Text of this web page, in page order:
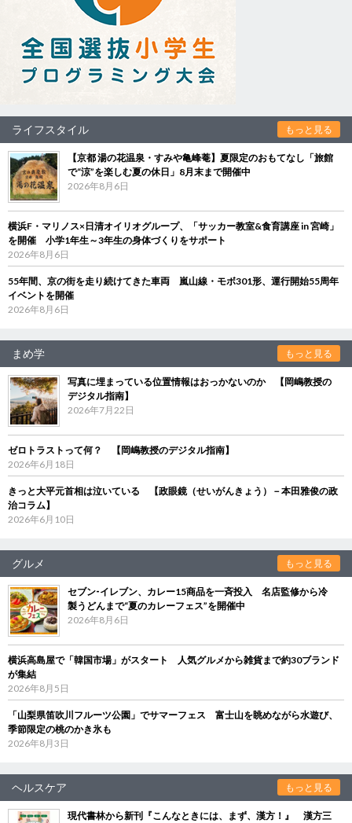
ライフスタイル もっと見る
【京都 湯の花温泉・すみや亀峰菴】夏限定のおもてなし「旅館
で“涼”を楽しむ夏の休日」8月末まで開催中
2026年8月6日
横浜F・マリノス×日清オイリオグループ、「サッカー教室&食育講座 in 宮崎」
を開催 小学1年生～3年生の身体づくりをサポート
2026年8月6日
55年間、京の街を走り続けてきた車両 嵐山線・モボ301形、運行開始55周年
イベントを開催
2026年8月6日
まめ学 もっと見る
写真に埋まっている位置情報はおっかないのか 【岡嶋教授の
デジタル指南】
2026年7月22日
ゼロトラストって何？ 【岡嶋教授のデジタル指南】
2026年6月18日
きっと大平元首相は泣いている 【政眼鏡（せいがんきょう）－本田雅俊の政
治コラム】
2026年6月10日
グルメ もっと見る
セブン‐イレブン、カレー15商品を一斉投入 名店監修から冷
製うどんまで“夏のカレーフェス”を開催中
2026年8月6日
横浜高島屋で「韓国市場」がスタート 人気グルメから雑貨まで約30ブランド
が集結
2026年8月5日
「山梨県笛吹川フルーツ公園」でサマーフェス 富士山を眺めながら水遊び、
季節限定の桃のかき氷も
2026年8月3日
ヘルスケア もっと見る
現代書林から新刊『こんなときには、まず、漢方！』 漢方三